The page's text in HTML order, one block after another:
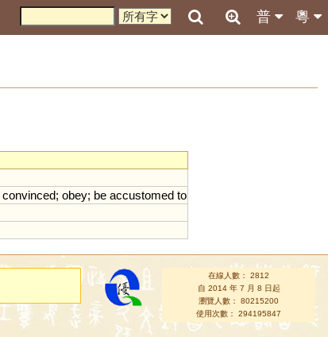
粵
普
convinced; obey; be accustomed to
在線人數： 2812
自 2014 年 7 月 8 日起
瀏覽人數： 80215200
使用次數： 294195847